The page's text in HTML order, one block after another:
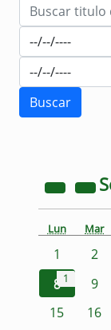
Lun Mar
1 2
8 1 9
15
16